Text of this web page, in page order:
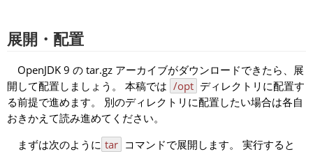
展開・配置
OpenJDK 9 の tar.gz アーカイブがダウンロードできたら、展
開して配置しましょう。 本稿では /opt ディレクトリに配置す
る前提で進めます。 別のディレクトリに配置したい場合は各自
おきかえて読み進めてください。
まずは次のように tar コマンドで展開します。 実行すると